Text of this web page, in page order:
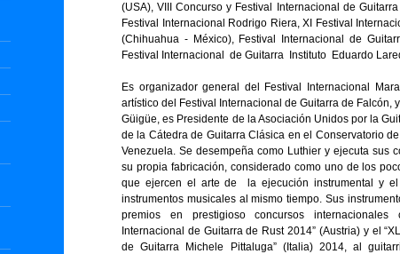
(USA), VIII Concurso y Festival Internacional de
Festival Internacional Rodrigo Riera, XI Festival
(Chihuahua - México), Festival Internacional de
Festival Internacional de Guitarra Instituto Eduardo
Es organizador general del Festival Internacional
artístico del Festival Internacional de Guitarra de Falcón,
Güigüe, es Presidente de la Asociación Unidos por la
de la Cátedra de Guitarra Clásica en el Conservatorio
Venezuela. Se desempeña como Luthier y ejecuta sus
su propia fabricación, considerado como uno de los
que ejercen el arte de la ejecución instrumental y
instrumentos musicales al mismo tiempo. Sus
premios en prestigioso concursos internacionales
Internacional de Guitarra de Rust 2014” (Austria) y el
de Guitarra Michele Pittaluga” (Italia) 2014, al